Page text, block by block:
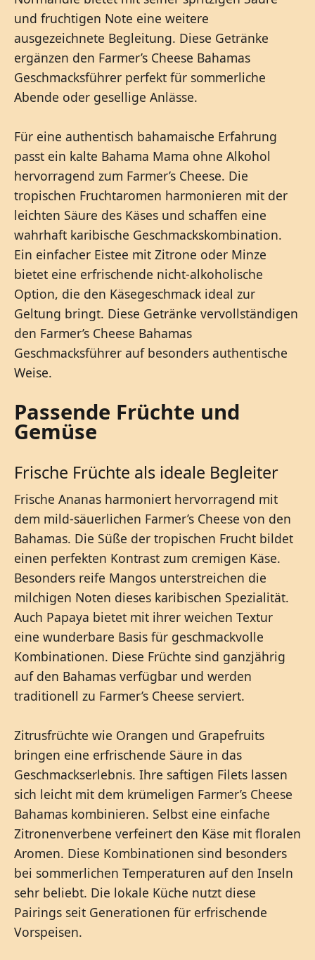
und fruchtigen Note eine weitere
ausgezeichnete Begleitung. Diese Getränke
ergänzen den Farmer’s Cheese Bahamas
Geschmacksführer perfekt für sommerliche
Abende oder gesellige Anlässe.
Für eine authentisch bahamaische Erfahrung
passt ein kalte Bahama Mama ohne Alkohol
hervorragend zum Farmer’s Cheese. Die
tropischen Fruchtaromen harmonieren mit der
leichten Säure des Käses und schaffen eine
wahrhaft karibische Geschmackskombination.
Ein einfacher Eistee mit Zitrone oder Minze
bietet eine erfrischende nicht-alkoholische
Option, die den Käsegeschmack ideal zur
Geltung bringt. Diese Getränke vervollständigen
den Farmer’s Cheese Bahamas
Geschmacksführer auf besonders authentische
Weise.
Passende Früchte und
Gemüse
Frische Früchte als ideale Begleiter
Frische Ananas harmoniert hervorragend mit
dem mild-säuerlichen Farmer’s Cheese von den
Bahamas. Die Süße der tropischen Frucht bildet
einen perfekten Kontrast zum cremigen Käse.
Besonders reife Mangos unterstreichen die
milchigen Noten dieses karibischen Spezialität.
Auch Papaya bietet mit ihrer weichen Textur
eine wunderbare Basis für geschmackvolle
Kombinationen. Diese Früchte sind ganzjährig
auf den Bahamas verfügbar und werden
traditionell zu Farmer’s Cheese serviert.
Zitrusfrüchte wie Orangen und Grapefruits
bringen eine erfrischende Säure in das
Geschmackserlebnis. Ihre saftigen Filets lassen
sich leicht mit dem krümeligen Farmer’s Cheese
Bahamas kombinieren. Selbst eine einfache
Zitronenverbene verfeinert den Käse mit floralen
Aromen. Diese Kombinationen sind besonders
bei sommerlichen Temperaturen auf den Inseln
sehr beliebt. Die lokale Küche nutzt diese
Pairings seit Generationen für erfrischende
Vorspeisen.